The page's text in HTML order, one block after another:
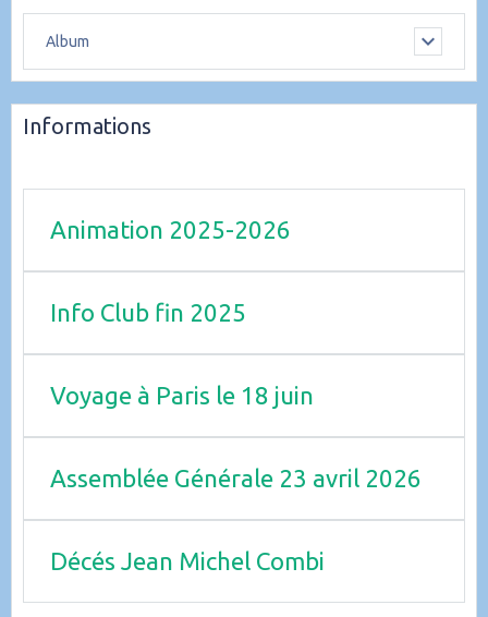
Album
Informations
Animation 2025-2026
Info Club fin 2025
Voyage à Paris le 18 juin
Assemblée Générale 23 avril 2026
Décés Jean Michel Combi